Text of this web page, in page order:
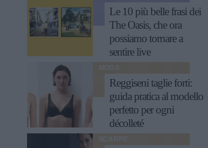
Le 10 più belle frasi dei
The Oasis, che ora
possiamo tornare a
sentire live
MODA
Reggiseni taglie forti:
guida pratica al modello
perfetto per ogni
décolleté
SCARPE